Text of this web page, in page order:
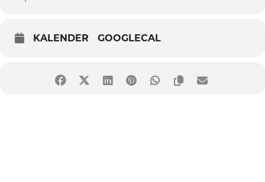
KALENDER GOOGLECAL